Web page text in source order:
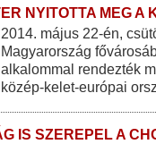
NYITOTTA MEG A
2014. május 22-én,
Magyarország
alkalommal rendezték
közép-kelet-európai
IS SZEREPEL A